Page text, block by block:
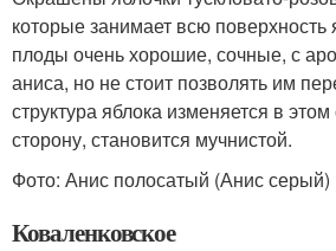
которые занимает всю поверхность
плоды очень хорошие, сочные, с
аниса, но не стоит позволять им
структура яблока изменяется в
сторону, становится мучнистой.
Фото: Анис полосатый (Анис серый)
Коваленковское